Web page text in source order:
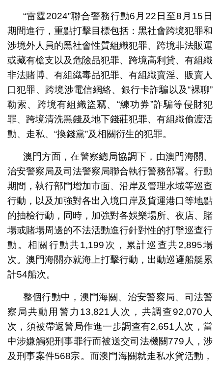
“雷霆2024”聯合警務行動6月22日至8月15日
期間進行，重點打擊目標包括：黑社會跨境犯罪和
涉境外人員的黑社會性質組織犯罪、跨境非法販運
或藏有槍支以及危險品犯罪、跨境高利貸、有組織
非法賭博、有組織毒品犯罪、有組織賣淫、販賣人
口犯罪、跨境涉電信網絡、銀行卡詐騙以及“裸聊”
勒索、跨境有組織盜竊、“練功券”詐騙等侵財犯
罪、跨境清洗黑錢及地下錢莊犯罪、有組織偷渡活
動、走私、“換錢黨”及相關衍生的犯罪。
澳門方面，在警察總局協調下，由澳門海關、
治安警察局及司法警察局聯合執行警務部署。行動
期間，執行部門增加市面、沿岸及管理水域等巡查
行動，以及加強對各出入境口岸及貨運港口等地點
的抽檢行動，同時，加強對各娛樂場所、夜店、賭
場或賭場周邊的不法活動進行針對性的打擊巡查行
動。相關行動共1,199次，累計巡查共2,895場
次。澳門海關亦就海上打擊行動，出動巡邏船艇累
計54船次。
整個行動中，澳門海關、治安警察局、司法警
察局共動用警力13,821人次，共調查92,070人
次，須被帶返警局作進一步調查有2,651人次，當
中涉嫌觸犯刑事罪行而被送交司法機關779人，涉
及刑事案件568宗。而澳門海關就走私水貨活動，